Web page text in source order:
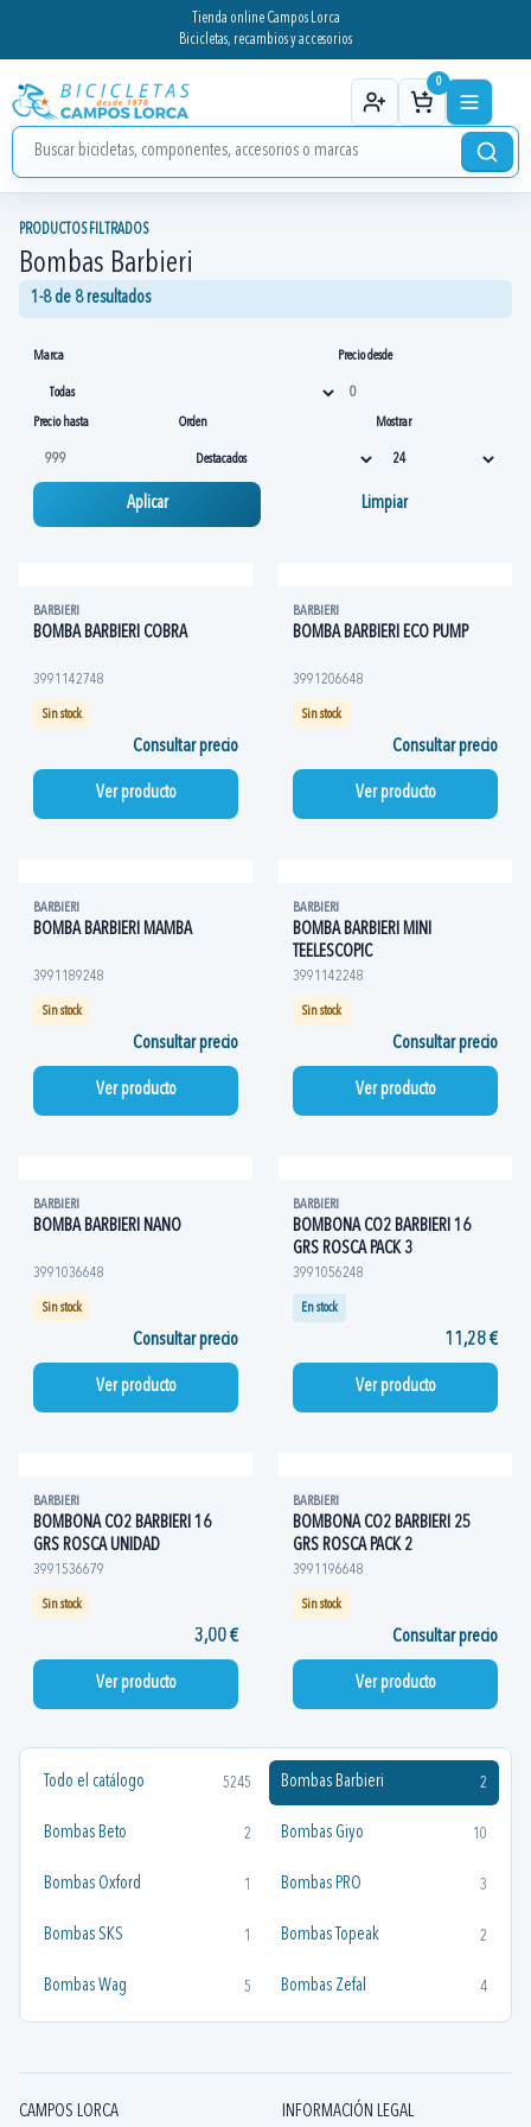
Tienda online Campos Lorca
Bicicletas, recambios y accesorios
0
Todo el catálogo 5245 Bombas Barbieri 2
Bombas Beto 2 Bombas Giyo 10
Bombas Oxford 1 Bombas PRO 3
Bombas SKS 1 Bombas Topeak 2
Bombas Wag 5 Bombas Zefal 4
PRODUCTOS FILTRADOS
Bombas Barbieri
1-8 de 8 resultados
Marca Precio desde
Precio hasta Orden Mostrar
Aplicar Limpiar
BARBIERI
BOMBA BARBIERI COBRA
3991142748
Sin stock
Consultar precio
Ver producto
BARBIERI
BOMBA BARBIERI ECO PUMP
3991206648
Sin stock
Consultar precio
Ver producto
BARBIERI
BOMBA BARBIERI MAMBA
3991189248
Sin stock
Consultar precio
Ver producto
BARBIERI
BOMBA BARBIERI MINI
TEELESCOPIC
3991142248
Sin stock
Consultar precio
Ver producto
BARBIERI
BOMBA BARBIERI NANO
3991036648
Sin stock
Consultar precio
Ver producto
BARBIERI
BOMBONA CO2 BARBIERI 16
GRS ROSCA PACK 3
3991056248
En stock
11,28 €
Ver producto
BARBIERI
BOMBONA CO2 BARBIERI 16
GRS ROSCA UNIDAD
3991536679
Sin stock
3,00 €
Ver producto
BARBIERI
BOMBONA CO2 BARBIERI 25
GRS ROSCA PACK 2
3991196648
Sin stock
Consultar precio
Ver producto
CAMPOS LORCA INFORMACIÓN LEGAL